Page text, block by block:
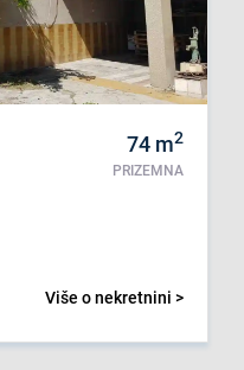
74 m2
PRIZEMNA
Više o nekretnini >